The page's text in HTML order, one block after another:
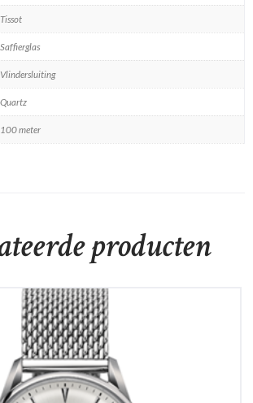
Tissot
Saffierglas
Vlindersluiting
Quartz
100 meter
producten
DS 1 Powermatic 80
€870